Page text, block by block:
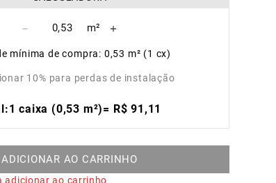
－ ＋
mínima de compra: 0,53 m² (1 cx)
10% para perdas de instalação
1 caixa (0,53 m²)= R$ 91 ,11
ADICIONAR AO CARRINHO
adicionar ao carrinho